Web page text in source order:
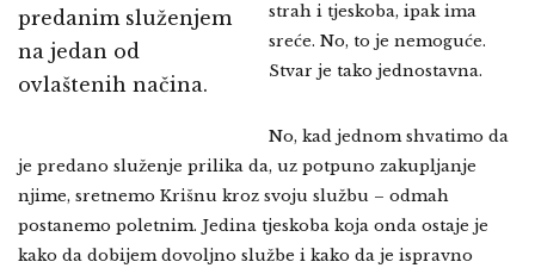
predanim služenjem
na jedan od
ovlaštenih načina.
strah i tjeskoba, ipak ima
sreće. No, to je nemoguće.
Stvar je tako jednostavna.
No, kad jednom shvatimo da
je predano služenje prilika da, uz potpuno zakupljanje
njime, sretnemo Krišnu kroz svoju službu – odmah
postanemo poletnim. Jedina tjeskoba koja onda ostaje je
kako da dobijem dovoljno službe i kako da je ispravno